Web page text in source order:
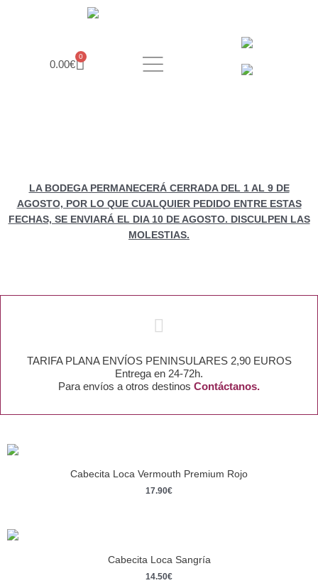
0.00€
0 Carrito
LA BODEGA PERMANECERÁ CERRADA DEL 1 AL 9 DE
AGOSTO, POR LO QUE CUALQUIER PEDIDO ENTRE ESTAS
FECHAS, SE ENVIARÁ EL DIA 10 DE AGOSTO. DISCULPEN LAS
MOLESTIAS.
TARIFA PLANA ENVÍOS PENINSULARES 2,90 EUROS
Entrega en 24-72h.
Para envíos a otros destinos Contáctanos.
Cabecita Loca Vermouth Premium Rojo
17.90€
Cabecita Loca Sangría
14.50€